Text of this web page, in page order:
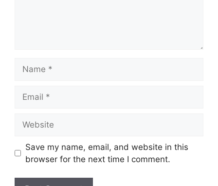
Save my name, email, and website in this
browser for the next time I comment.